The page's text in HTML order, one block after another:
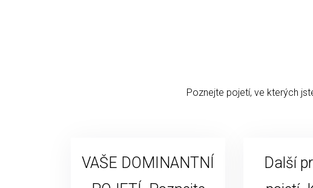
Poznejte pojetí, ve kterých
VAŠE DOMINANTNÍ
Další